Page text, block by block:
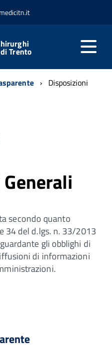
Trento
Disposizioni
secondo quanto
34 del d.lgs. n. 33/2013
gli obblighi di
di informazioni